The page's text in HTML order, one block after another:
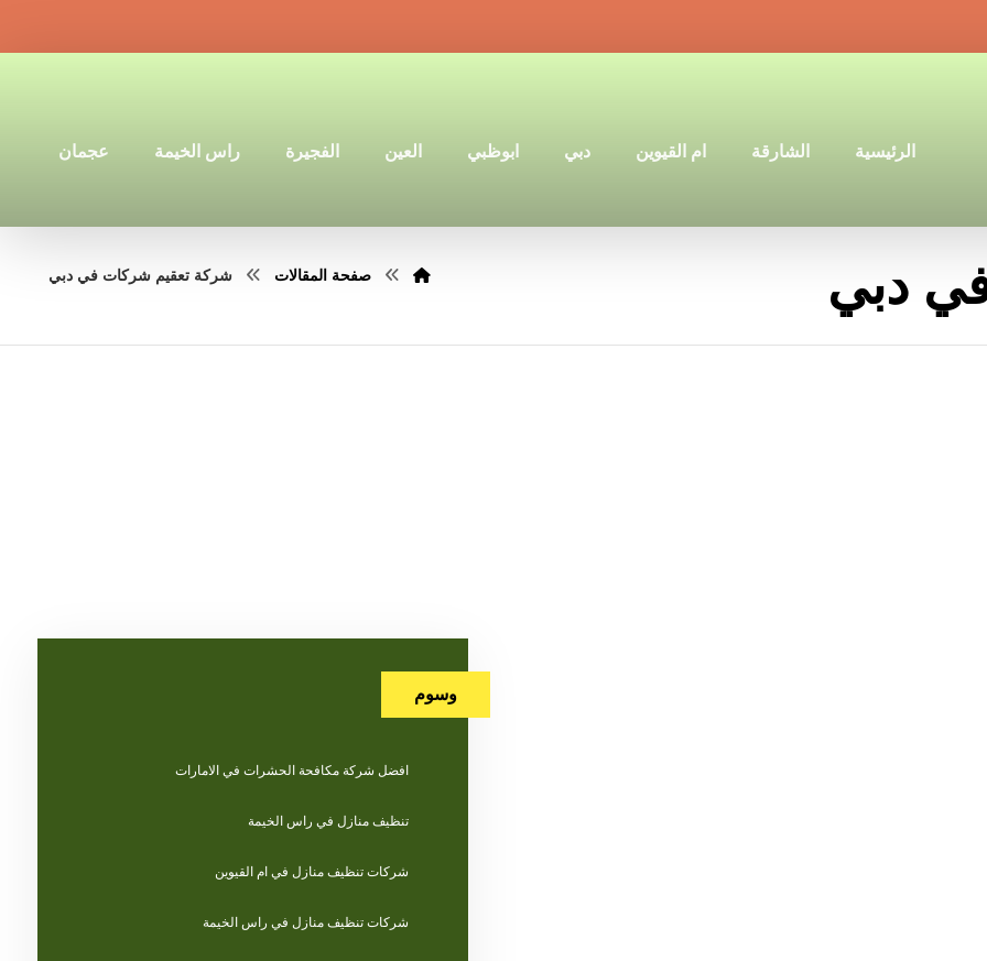
الرئيسية الشارقة ام القيوين دبي ابوظبي العين الفجيرة راس الخيمة عجمان
دبي صفحة المقالات شركة تعقيم شركات في دبي
وسوم
افضل شركة مكافحة الحشرات في الامارات
تنظيف منازل في راس الخيمة
شركات تنظيف منازل في ام القيوين
شركات تنظيف منازل في راس الخيمة